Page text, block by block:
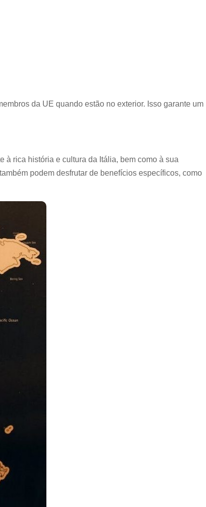
da UE quando estão no exterior. Isso garante um
à rica história e cultura da Itália, bem como à sua
também podem desfrutar de benefícios específicos, como